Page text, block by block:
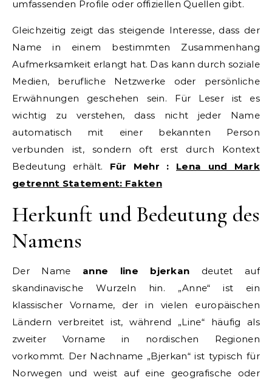
umfassenden Profile oder offiziellen Quellen gibt.
Gleichzeitig zeigt das steigende Interesse, dass der
Name in einem bestimmten Zusammenhang
Aufmerksamkeit erlangt hat. Das kann durch soziale
Medien, berufliche Netzwerke oder persönliche
Erwähnungen geschehen sein. Für Leser ist es
wichtig zu verstehen, dass nicht jeder Name
automatisch mit einer bekannten Person
verbunden ist, sondern oft erst durch Kontext
Bedeutung erhält. Für Mehr : Lena und Mark
getrennt Statement: Fakten
Herkunft und Bedeutung des
Namens
Der Name anne line bjerkan deutet auf
skandinavische Wurzeln hin. „Anne“ ist ein
klassischer Vorname, der in vielen europäischen
Ländern verbreitet ist, während „Line“ häufig als
zweiter Vorname in nordischen Regionen
vorkommt. Der Nachname „Bjerkan“ ist typisch für
Norwegen und weist auf eine geografische oder